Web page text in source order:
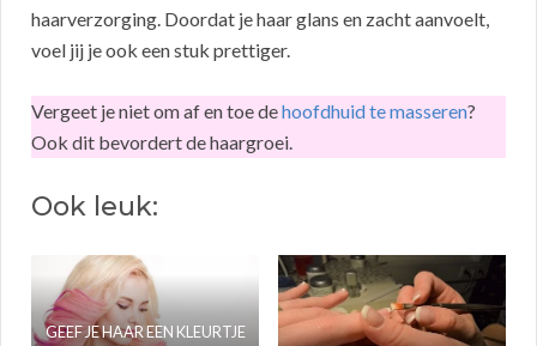
haarverzorging. Doordat je haar glans en zacht aanvoelt,
voel jij je ook een stuk prettiger.
Vergeet je niet om af en toe dehoofdhuid te masseren?
Ook dit bevordert de haargroei.
Ook leuk:
GEEF JE HAAR EEN KLEURTJE